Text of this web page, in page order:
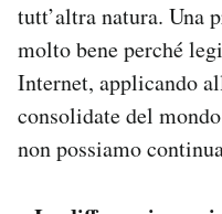
tutt’altra natura. Una
molto bene perché
Internet, applicando
consolidate del
non possiamo